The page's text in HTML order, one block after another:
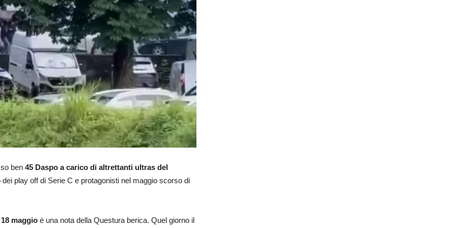
ben 45 Daspo a carico di altrettanti ultras del
play off di Serie C e protagonisti nel maggio scorso di
maggio è una nota della Questura berica. Quel giorno il